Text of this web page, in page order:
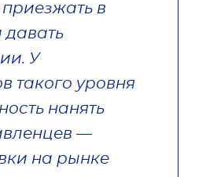
в
давать
У
такого уровня
нанять
—
на рынке